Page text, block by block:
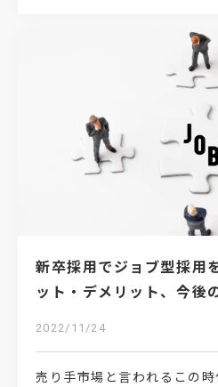
新卒採用でジョブ型採用
ット・デメリット、今後
2022/11/24
売り手市場と言われるこの